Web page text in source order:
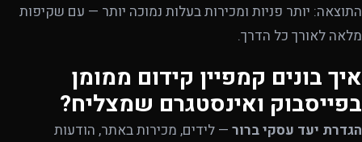
התוצאה: יותר פניות ומכירות בעלות נמוכה יותר — עם שקיפות
מלאה לאורך כל הדרך.
איך בונים קמפיין קידום ממומן
בפייסבוק ואינסטגרם שמצליח?
הגדרת יעד עסקי ברור — לידים, מכירות באתר, הודעות